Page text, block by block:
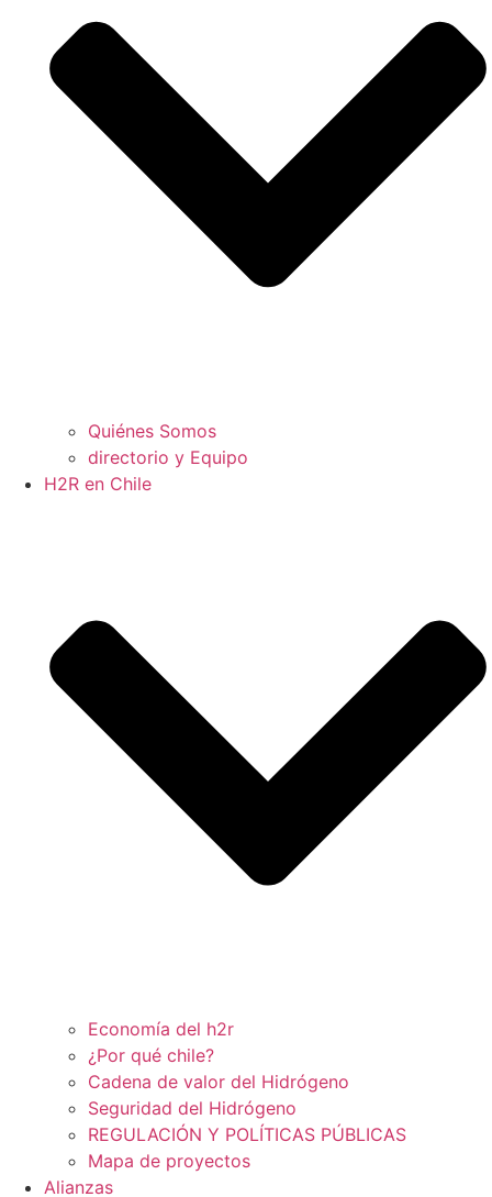
Quiénes Somos
directorio y Equipo
H2R en Chile
Economía del h2r
¿Por qué chile?
Cadena de valor del Hidrógeno
Seguridad del Hidrógeno
REGULACIÓN Y POLÍTICAS PÚBLICAS
Mapa de proyectos
Alianzas